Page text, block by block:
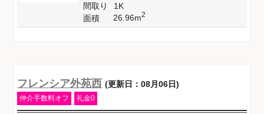
間取り
1K
面積
26.96m2
フレンシア外苑西 (更新日：08月06日)
仲介手数料オフ 礼金0